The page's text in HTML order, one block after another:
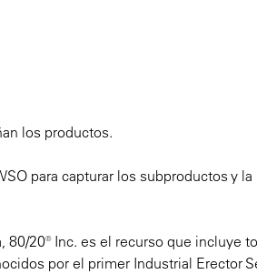
los productos.
para capturar los subproductos y
20® Inc. es el recurso que incluye
por el primer Industrial Erector